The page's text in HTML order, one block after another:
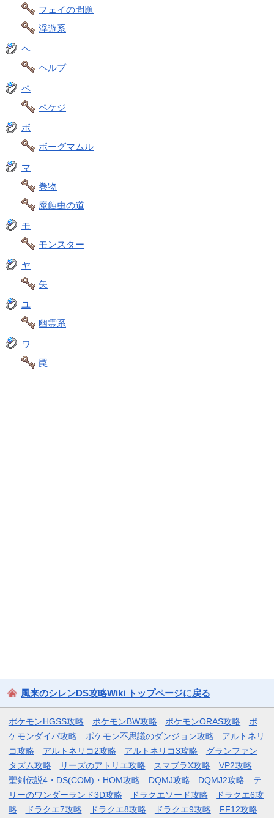
フェイの問題
浮遊系
ヘ
ヘルプ
ペ
ペケジ
ボ
ボーグマムル
マ
巻物
魔蝕虫の道
モ
モンスター
ヤ
矢
ユ
幽霊系
ワ
罠
風来のシレンDS攻略Wiki トップページに戻る
ポケモンHGSS攻略 ポケモンBW攻略 ポケモンORAS攻略
ポ
ケモンダイパ攻略
ポケモン不思議のダンジョン攻略
アルトネリ
コ攻略
アルトネリコ2攻略 アルトネリコ3攻略
グランファン
タズム攻略
リーズのアトリエ攻略 スマブラX攻略
VP2攻略
聖剣伝説4・DS(COM)・HOM攻略
DQMJ攻略 DQMJ2攻略
テ
リーのワンダーランド3D攻略
ドラクエソード攻略
ドラクエ6攻
略
ドラクエ7攻略 ドラクエ8攻略 ドラクエ9攻略 FF12攻略